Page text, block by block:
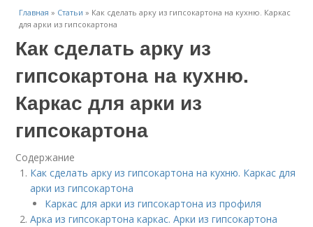
Главная » Статьи » Как сделать арку из гипсокартона на кухню. Каркас
для арки из гипсокартона
Как сделать арку из
гипсокартона на кухню.
Каркас для арки из
гипсокартона
Содержание
Как сделать арку из гипсокартона на кухню. Каркас для
арки из гипсокартона
Каркас для арки из гипсокартона из профиля
Арка из гипсокартона каркас. Арки из гипсокартона